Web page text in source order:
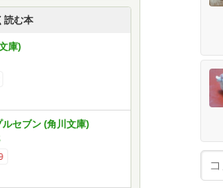
読む本
庫)
セブン (角川文庫)